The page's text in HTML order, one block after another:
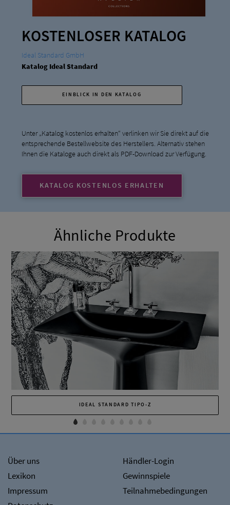
KOSTENLOSER KATALOG
Ideal Standard GmbH
Katalog Ideal Standard
EINBLICK IN DEN KATALOG
Unter „Katalog kostenlos erhalten“ verlinken wir Sie direkt auf die
entsprechende Bestellwebsite des Herstellers. Alternativ stehen
Ihnen die Kataloge auch direkt als PDF-Download zur Verfügung.
KATALOG KOSTENLOS ERHALTEN
Ähnliche Produkte
IDEAL STANDARD TIPO-Z
Über uns
Lexikon
Impressum
Händler-Login
Gewinnspiele
Teilnahmebedingungen